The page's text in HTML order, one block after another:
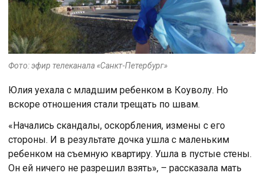
Фото: эфир телеканала «Санкт-Петербург»
Юлия уехала с младшим ребенком в Коуволу. Но
вскоре отношения стали трещать по швам.
«Начались скандалы, оскорбления, измены с его
стороны. И в результате дочка ушла с маленьким
ребенком на съемную квартиру. Ушла в пустые стены.
Он ей ничего не разрешил взять», – рассказала мать